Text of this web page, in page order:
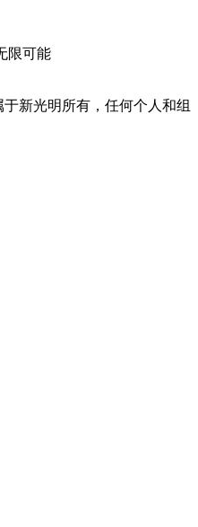
限可能
新光明所有，任何个人和组